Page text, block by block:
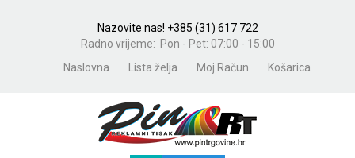
Nazovite nas! +385 (31) 617 722
Radno vrijeme: Pon - Pet: 07:00 - 15:00
Naslovna
Lista želja Moj Račun Košarica